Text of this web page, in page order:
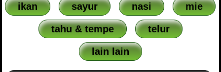
ikan sayur nasi mie
tahu & tempe telur
lain lain